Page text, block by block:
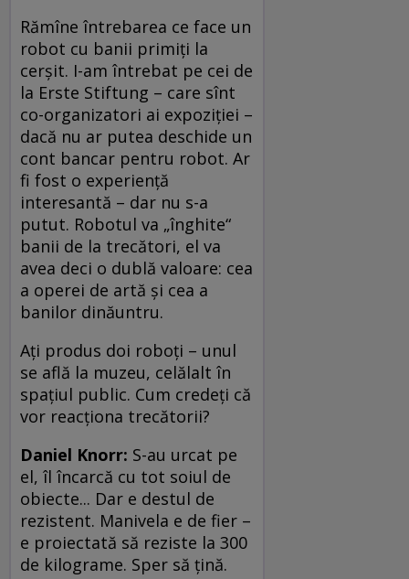
Rămîne întrebarea ce face un
robot cu banii primiţi la
cerşit. I-am întrebat pe cei de
la Erste Stiftung – care sînt
co-organizatori ai expoziţiei –
dacă nu ar putea deschide un
cont bancar pentru robot. Ar
fi fost o experienţă
interesantă – dar nu s-a
putut. Robotul va „înghite“
banii de la trecători, el va
avea deci o dublă valoare: cea
a operei de artă şi cea a
banilor dinăuntru.
Aţi produs doi roboţi – unul
se află la muzeu, celălalt în
spaţiul public. Cum credeţi că
vor reacţiona trecătorii?
Daniel Knorr: S-au urcat pe
el, îl încarcă cu tot soiul de
obiecte... Dar e destul de
rezistent. Manivela e de fier –
e proiectată să reziste la 300
de kilograme. Sper să ţină.